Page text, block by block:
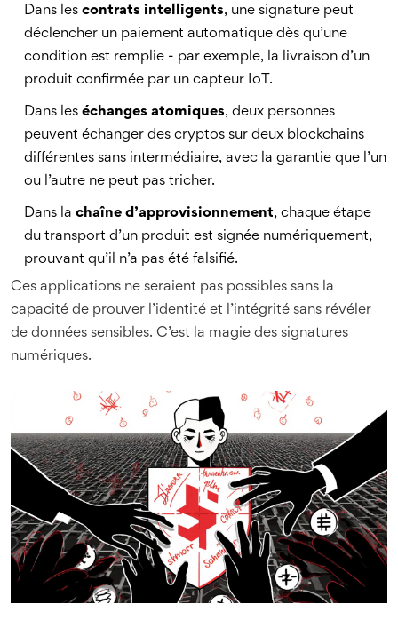
Dans les contrats intelligents, une signature peut
déclencher un paiement automatique dès qu’une
condition est remplie - par exemple, la livraison d’un
produit confirmée par un capteur IoT.
Dans les échanges atomiques, deux personnes
peuvent échanger des cryptos sur deux blockchains
différentes sans intermédiaire, avec la garantie que l’un
ou l’autre ne peut pas tricher.
Dans la chaîne d’approvisionnement, chaque étape
du transport d’un produit est signée numériquement,
prouvant qu’il n’a pas été falsifié.
Ces applications ne seraient pas possibles sans la
capacité de prouver l’identité et l’intégrité sans révéler
de données sensibles. C’est la magie des signatures
numériques.